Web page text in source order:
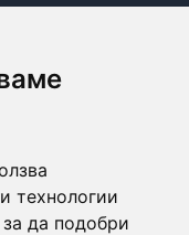
технологии
да подобри